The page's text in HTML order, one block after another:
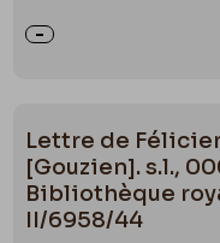
Lettre de
[Gouzien]. s.l.,
Bibliothèque
II/6958/44